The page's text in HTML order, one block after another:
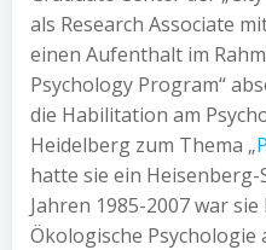
als Research Associate
einen Aufenthalt im
Psychology Program“
die Habilitation am
Heidelberg zum Thema „
hatte sie ein Heisenberg-
Jahren 1985-2007 war
Ökologische